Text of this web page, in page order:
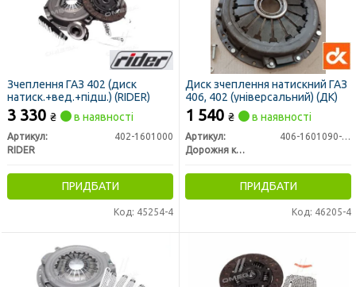
Зчеплення ГАЗ 402 (диск
натиск.+вед.+підш.) (RIDER)
3 330 ₴ в наявності
Артикул:
402-1601000
RIDER
ПРИДБАТИ
Код: 45254-4
Диск зчеплення натискний ГАЗ
406, 402 (універсальний) (ДК)
1 540 ₴ в наявності
Артикул:
406-1601090-10
Дорожня карта
ПРИДБАТИ
Код: 46205-4